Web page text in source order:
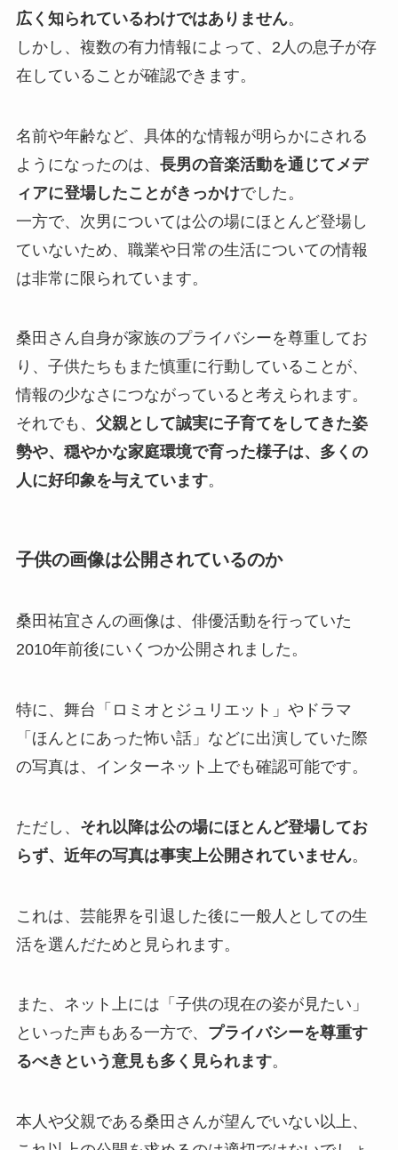
広く知られているわけではありません。
しかし、複数の有力情報によって、2人の息子が存
在していることが確認できます。
名前や年齢など、具体的な情報が明らかにされる
ようになったのは、 長男の音楽活動を通じてメデ
ィアに登場したことがきっかけでした。
一方で、次男については公の場にほとんど登場し
ていないため、職業や日常の生活についての情報
は非常に限られています。
桑田さん自身が家族のプライバシーを尊重してお
り、子供たちもまた慎重に行動していることが、
情報の少なさにつながっていると考えられます。
それでも、 父親として誠実に子育てをしてきた姿
勢や、穏やかな家庭環境で育った様子は、多くの
人に好印象を与えています。
子供の画像は公開されているのか
桑田祐宜さんの画像は、俳優活動を行っていた
2010年前後にいくつか公開されました。
特に、舞台「ロミオとジュリエット」やドラマ
「ほんとにあった怖い話」などに出演していた際
の写真は、インターネット上でも確認可能です。
ただし、 それ以降は公の場にほとんど登場してお
らず、近年の写真は事実上公開されていません。
これは、芸能界を引退した後に一般人としての生
活を選んだためと見られます。
また、ネット上には「子供の現在の姿が見たい」
といった声もある一方で、 プライバシーを尊重す
るべきという意見も多く見られます。
本人や父親である桑田さんが望んでいない以上、